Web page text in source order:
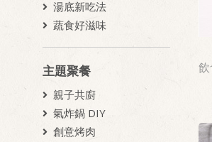
湯底新吃法
蔬食好滋味
主題聚餐
親子共廚
氣炸鍋 DIY
創意烤肉